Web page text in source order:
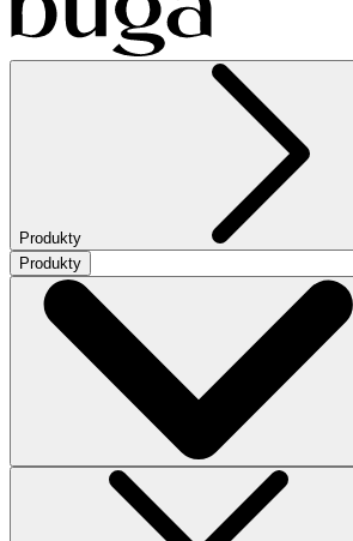
Produkty
Produkty